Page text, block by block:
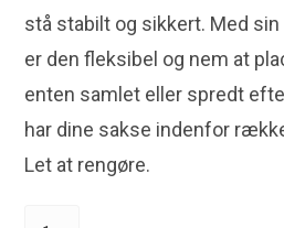
stå stabilt og sikkert. Med
er den fleksibel og nem at
enten samlet eller spredt
har dine sakse indenfor
Let at rengøre.